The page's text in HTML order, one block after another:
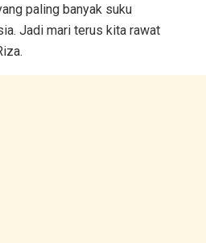
paling banyak suku
Jadi mari terus kita rawat